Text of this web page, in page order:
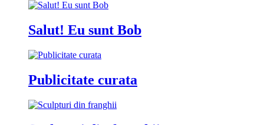
Salut! Eu sunt Bob
Publicitate curata